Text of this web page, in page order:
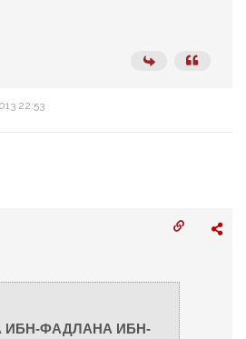
22:53
ИБН-ФАДЛАНА ИБН-